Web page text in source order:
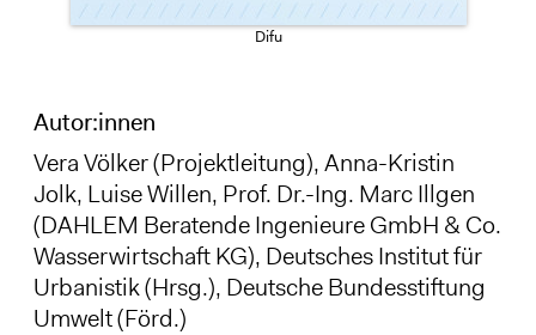
Difu
Autor:innen
Vera Völker(Projektleitung), Anna-Kristin
Jolk, Luise Willen, Prof. Dr.-Ing. Marc Illgen
(DAHLEM Beratende Ingenieure GmbH & Co.
Wasserwirtschaft KG), Deutsches Institut für
Urbanistik (Hrsg.), Deutsche Bundesstiftung
Umwelt (Förd.)